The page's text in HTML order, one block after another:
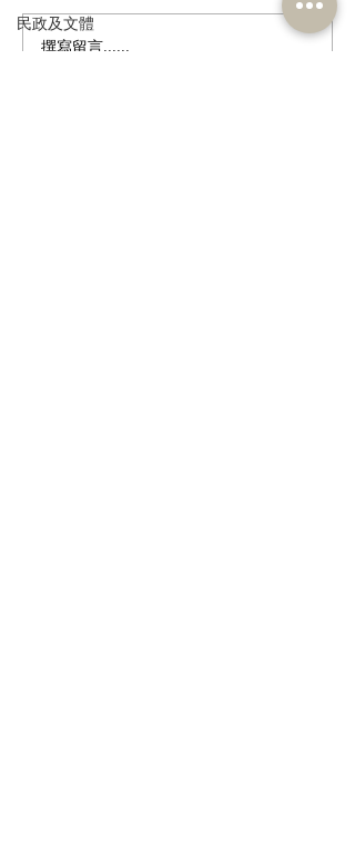
民政及文體
民建聯呼籲選民登記並積
撰寫留言......